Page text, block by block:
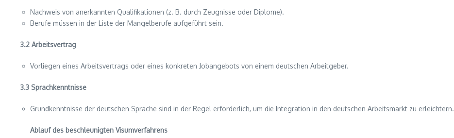
Nachweis von anerkannten Qualifikationen (z. B. durch Zeugnisse oder Diplome).
Berufe müssen in der Liste der Mangelberufe aufgeführt sein.
3.2 Arbeitsvertrag
Vorliegen eines Arbeitsvertrags oder eines konkreten Jobangebots von einem deutschen Arbeitgeber.
3.3 Sprachkenntnisse
Grundkenntnisse der deutschen Sprache sind in der Regel erforderlich, um die Integration in den deutschen Arbeitsmarkt zu erleichtern.
Ablauf des beschleunigten Visumverfahrens